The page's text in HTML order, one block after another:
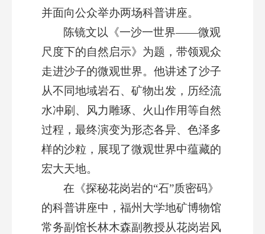
并面向公众举办两场科普讲座。
陈镜文以《一沙一世界——微观
尺度下的自然启示》为题，带领观众
走进沙子的微观世界。他讲述了沙子
从不同地域岩石、矿物出发，历经流
水冲刷、风力雕琢、火山作用等自然
过程，最终演变为形态各异、色泽多
样的沙粒，展现了微观世界中蕴藏的
宏大天地。
在《探秘花岗岩的“石”质密码》
的科普讲座中，福州大学地矿博物馆
常务副馆长林木森副教授从花岗岩风